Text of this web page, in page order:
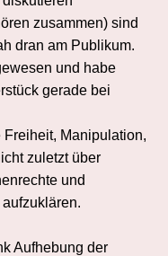
zusammen) sind
dran am Publikum.
und habe
gerade bei
Manipulation,
zuletzt über
und
Aufhebung der